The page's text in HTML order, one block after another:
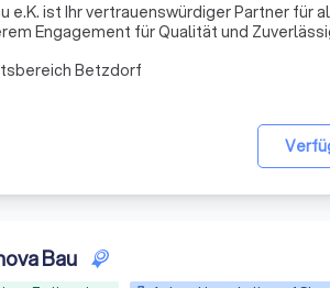
e.K. ist Ihr vertrauenswürdiger Partner für
Engagement für Qualität und
Betzdorf
Bau